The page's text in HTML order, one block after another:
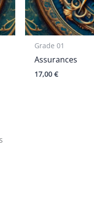
Grade 01
Assurances
17,00€